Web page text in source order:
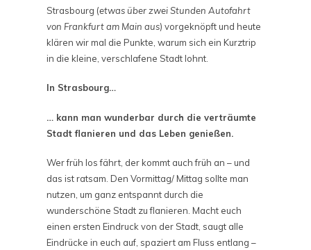
Strasbourg (etwas über zwei Stunden Autofahrt
von Frankfurt am Main aus) vorgeknöpft und heute
klären wir mal die Punkte, warum sich ein Kurztrip
in die kleine, verschlafene Stadt lohnt.
In Strasbourg…
… kann man wunderbar durch die verträumte
Stadt flanieren und das Leben genießen.
Wer früh los fährt, der kommt auch früh an – und
das ist ratsam. Den Vormittag/ Mittag sollte man
nutzen, um ganz entspannt durch die
wunderschöne Stadt zu flanieren. Macht euch
einen ersten Eindruck von der Stadt, saugt alle
Eindrücke in euch auf, spaziert am Fluss entlang –